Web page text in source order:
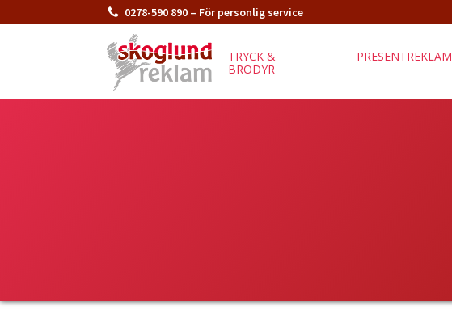
0278-590 890 – För personlig service
TRYCK &
BRODYR
PRESENTREKLAM